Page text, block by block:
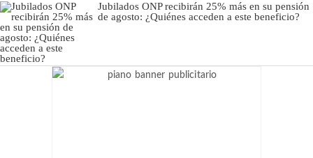
Jubilados ONP recibirán 25% más en su pensión
de agosto: ¿Quiénes acceden a este beneficio?